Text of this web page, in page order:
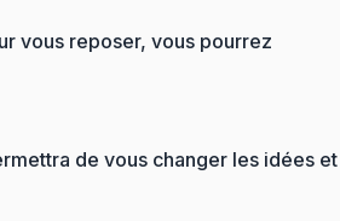
vous reposer, vous pourrez
de vous changer les idées et